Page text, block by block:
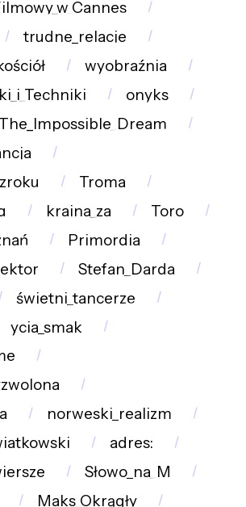
trudne_relacje
wyobraźnia
onyks
The_Impossible_Dream
Troma
kraina_za
Toro
Primordia
Stefan_Darda
świetni_tancerze
ycia_smak
norweski_realizm
adres:
Słowo_na_M
Maks_Okrągły